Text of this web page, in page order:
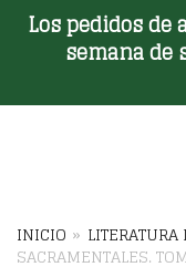
Los pedidos de
semana de
INICIO » LITERATURA
SACRAMENTALES.